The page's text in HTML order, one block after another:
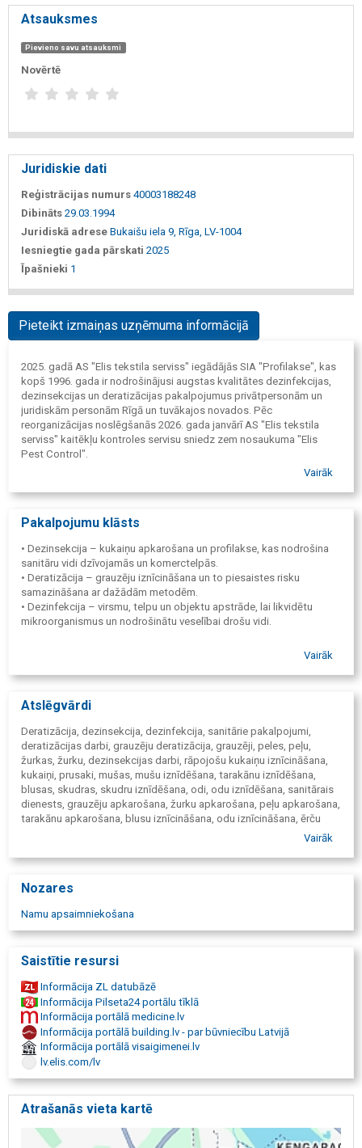
Atsauksmes
Pievieno savu atsauksmi
Novērtē
Juridiskie dati
Reģistrācijas numurs 40003188248
Dibināts 29.03.1994
Juridiskā adrese Bukaišu iela 9, Rīga, LV-1004
Iesniegtie gada pārskati 2025
Īpašnieki 1
Pieteikt izmaiņas uzņēmuma informācijā
2025. gadā AS "Elis tekstila serviss" iegādājās SIA "Profilakse", kas
kopš 1996. gada ir nodrošinājusi augstas kvalitātes dezinfekcijas,
dezinsekcijas un deratizācijas pakalpojumus privātpersonām un
juridiskām personām Rīgā un tuvākajos novados. Pēc
reorganizācijas noslēgšanās 2026. gada janvārī AS "Elis tekstila
serviss" kaitēkļu kontroles servisu sniedz zem nosaukuma "Elis
Pest Control".
"Elis Pest Control" piedāvā efektīvus risinājumus, izmantojot
modernu tehnoloģiju iekārtas, profesionālus preparātus un
pieredzējušu speciālistu komandu.
Vairāk
Pakalpojumu klāsts
• Dezinsekcija – kukaiņu apkarošana un profilakse, kas nodrošina
sanitāru vidi dzīvojamās un komerctelpās.
• Deratizācija – grauzēju iznīcināšana un to piesaistes risku
samazināšana ar dažādām metodēm.
• Dezinfekcija – virsmu, telpu un objektu apstrāde, lai likvidētu
mikroorganismus un nodrošinātu veselībai drošu vidi.
Vairāk
Atslēgvārdi
Deratizācija, dezinsekcija, dezinfekcija, sanitārie pakalpojumi,
deratizācijas darbi, grauzēju deratizācija, grauzēji, peles, peļu,
žurkas, žurku, dezinsekcijas darbi, rāpojošu kukaiņu iznīcināšana,
kukaiņi, prusaki, mušas, mušu iznīdēšana, tarakānu iznīdēšana,
blusas, skudras, skudru iznīdēšana, odi, odu iznīdēšana, sanitārais
dienests, grauzēju apkarošana, žurku apkarošana, peļu apkarošana,
tarakānu apkarošana, blusu iznīcināšana, odu iznīcināšana, ērču
apkarošana, zemesvēži, skudru apkarošana, kurmju iznīdēšana, iršu
firmas, kaitēkļu iznīcināšana, insektu iznīcināšana, deratizācijas
dezinsekcija cena, skudru iznīcināšana, skudru iznīcināšana mājās,
skudru iznīcināšana dārzā, žurku indēšana, tarakāni, kaitēkļu
blaktis iznīcināšana, kas ir dezinfekcija, blaktis iznīdēšana, blakšu
iznīcināšanas līdzekļi, blusas iznīcināšana, blakšu indēšana,
prusaku iznīdēšana, blusu iznīdēšana, inde pret blaktīm, kā iznīcināt
blaktis, Dezinfekcijas darbi pret Covid-19, Profilaktiskās
dezinfekcijas pakalpojumi - COVID-19, Dezinfekcija COVID-19
Vairāk
Nozares
Namu apsaimniekošana
Saistītie resursi
Informācija ZL datubāzē
Informācija Pilseta24 portālu tīklā
Informācija portālā medicine.lv
Informācija portālā building.lv - par būvniecību Latvijā
Informācija portālā visaigimenei.lv
lv.elis.com/lv
Atrašanās vieta kartē